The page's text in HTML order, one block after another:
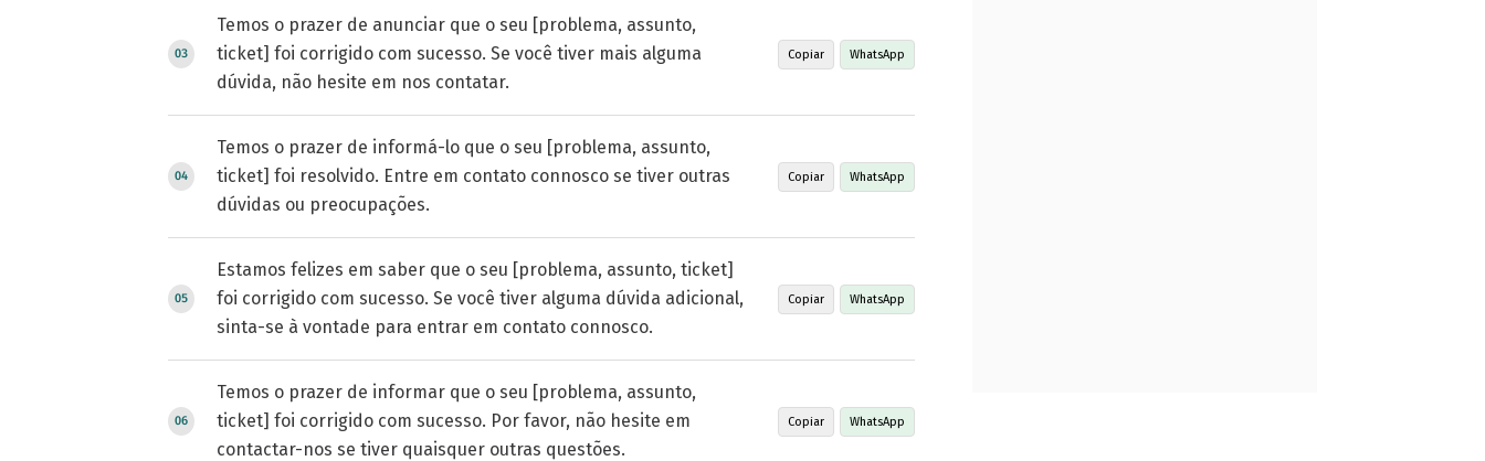
Temos o prazer de anunciar que o seu [problema, assunto,
ticket] foi corrigido com sucesso. Se você tiver mais alguma
dúvida, não hesite em nos contatar.
Copiar WhatsApp
Temos o prazer de informá-lo que o seu [problema, assunto,
ticket] foi resolvido. Entre em contato connosco se tiver outras
dúvidas ou preocupações.
Copiar WhatsApp
Estamos felizes em saber que o seu [problema, assunto, ticket]
foi corrigido com sucesso. Se você tiver alguma dúvida adicional,
sinta-se à vontade para entrar em contato connosco.
Copiar WhatsApp
Temos o prazer de informar que o seu [problema, assunto,
ticket] foi corrigido com sucesso. Por favor, não hesite em
contactar-nos se tiver quaisquer outras questões.
Copiar WhatsApp